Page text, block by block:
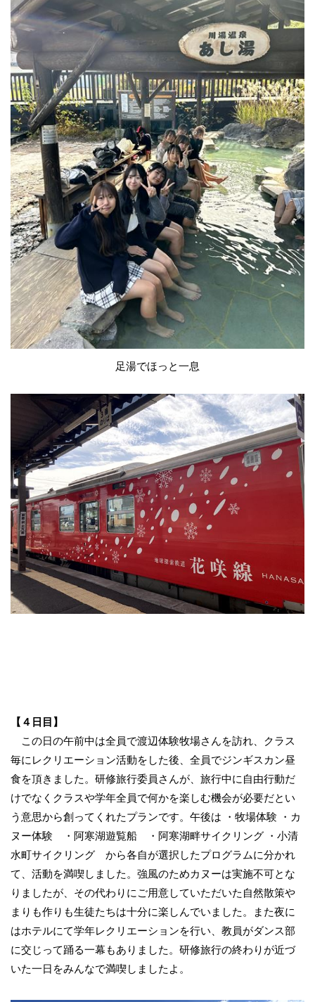
足湯でほっと一息
【４日目】
この日の午前中は全員で渡辺体験牧場さんを訪れ、クラス
毎にレクリエーション活動をした後、全員でジンギスカン昼
食を頂きました。研修旅行委員さんが、旅行中に自由行動だ
けでなくクラスや学年全員で何かを楽しむ機会が必要だとい
う意思から創ってくれたプランです。午後は ・牧場体験 ・カ
ヌー体験 ・阿寒湖遊覧船 ・阿寒湖畔サイクリング ・小清
水町サイクリング から各自が選択したプログラムに分かれ
て、活動を満喫しました。強風のためカヌーは実施不可とな
りましたが、その代わりにご用意していただいた自然散策や
まりも作りも生徒たちは十分に楽しんでいました。また夜に
はホテルにて学年レクリエーションを行い、教員がダンス部
に交じって踊る一幕もありました。研修旅行の終わりが近づ
いた一日をみんなで満喫しましたよ。